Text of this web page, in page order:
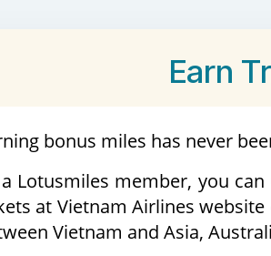
Earn
bonus miles has never
Lotusmiles member, you
at Vietnam Airlines
Vietnam and Asia,